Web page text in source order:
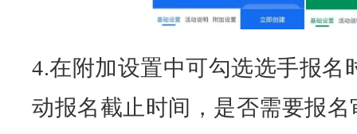
4.在附加设置中可勾选选手报名
动报名截止时间，是否需要报